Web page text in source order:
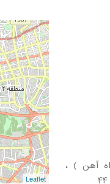
آهن ) ،
Leaflet